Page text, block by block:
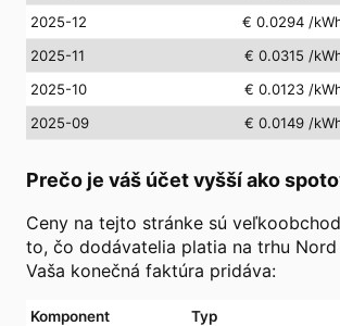
2025-12
€ 0.0294 /
2025-11
€ 0.0315 /
2025-10
€ 0.0123 /
2025-09
€ 0.0149 /
Prečo je váš účet vyšší ako
Ceny na tejto stránke sú
to, čo dodávatelia platia na trhu Nord
Vaša konečná faktúra pridáva:
Komponent Typ